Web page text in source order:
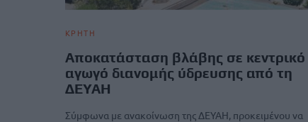
ΚΡΗΤΗ
Αποκατάσταση βλάβης σε κεντρικό
αγωγό διανομής ύδρευσης από τη
ΔΕΥΑΗ
Σύμφωνα με ανακοίνωση της ΔΕΥΑΗ, προκειμένου να